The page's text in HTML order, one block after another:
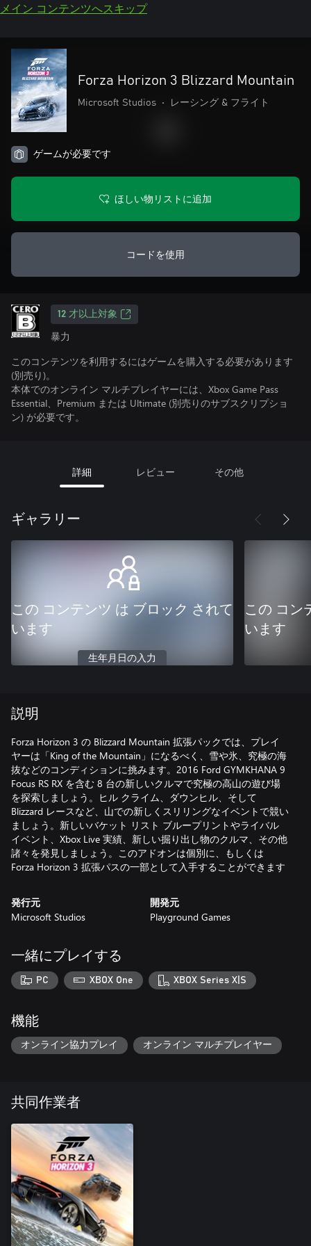
メイン コンテンツへスキップ
Forza Horizon 3 Blizzard Mountain
Microsoft Studios • レーシング & フライト
ゲームが必要です
ほしい物リストに追加
コードを使用
12 才以上対象
暴力
このコンテンツを利用するにはゲームを購入する必要があります
(別売り)。
本体でのオンライン マルチプレイヤーには、Xbox Game Pass
Essential、Premium または Ultimate (別売りのサブスクリプショ
ン) が必要です。
詳細 レビュー その他
ギャラリー
この コンテンツ は ブロック されて
います
生年月日の入力
この コン
います
説明
Forza Horizon 3 の Blizzard Mountain 拡張パックでは、プレイ
ヤーは「King of the Mountain」になるべく、雪や氷、究極の海
抜などのコンディションに挑みます。2016 Ford GYMKHANA 9
Focus RS RX を含む 8 台の新しいクルマで究極の高山の遊び場
を探索しましょう。ヒル クライム、ダウンヒル、そして
Blizzard レースなど、山での新しくスリリングなイベントで競い
ましょう。新しいバケット リスト ブループリントやライバル
イベント、Xbox Live 実績、新しい掘り出し物のクルマ、その他
諸々を発見しましょう。このアドオンは個別に、もしくは
Forza Horizon 3 拡張パスの一部として入手することができます
発行元
Microsoft Studios
開発元
Playground Games
一緒にプレイする
PC XBOX One XBOX Series X|S
機能
オンライン協力プレイ オンライン マルチプレイヤー
共同作業者